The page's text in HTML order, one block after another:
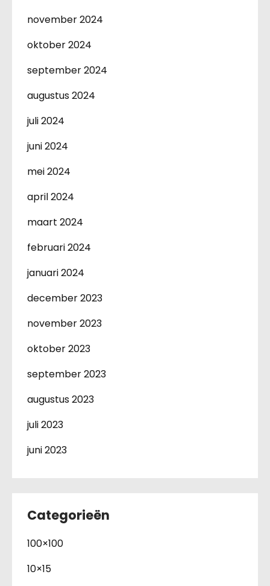
november 2024
oktober 2024
september 2024
augustus 2024
juli 2024
juni 2024
mei 2024
april 2024
maart 2024
februari 2024
januari 2024
december 2023
november 2023
oktober 2023
september 2023
augustus 2023
juli 2023
juni 2023
Categorieën
100×100
10×15